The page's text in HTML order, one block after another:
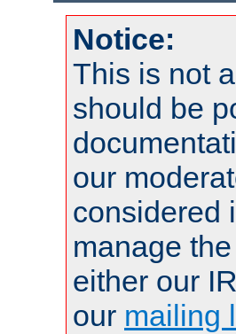
Notice:
This is not
should be
our
considered
manage
either our
our mailing